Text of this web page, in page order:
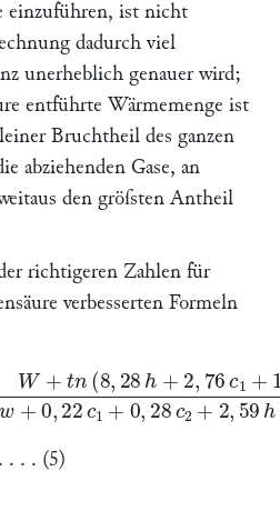
einzuführen, ist nicht
dadurch viel
unerheblich genauer wird;
entführte Wärmemenge ist
Bruchtheil des ganzen
abziehenden Gase, an
den gröſsten Antheil
richtigeren Zahlen für
verbesserten Formeln
2,76 c 1+ ,38 c2−1 03 o
w+0 22c +0 28c 2 2 59 h+ 22 +
. . . . (5)